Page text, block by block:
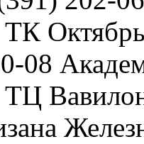
08
ТЦ